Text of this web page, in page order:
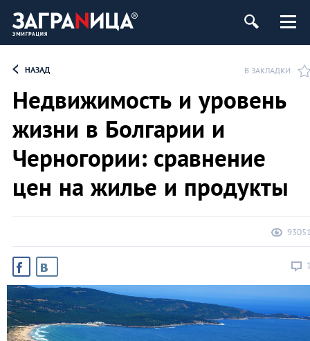
НАЗАД В ЗАКЛАДКИ
Недвижимость и уровень
жизни в Болгарии и
Черногории: сравнение
цен на жилье и продукты